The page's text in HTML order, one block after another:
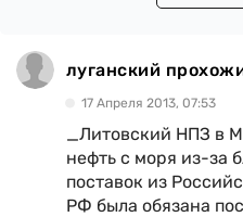
луганский
17 Апреля 2013, 07:53
_Литовский НПЗ в
нефть с моря из-за
поставок из
РФ была обязана